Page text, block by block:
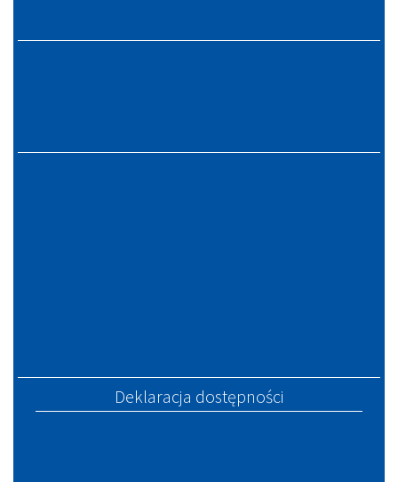
Deklaracja dostępności